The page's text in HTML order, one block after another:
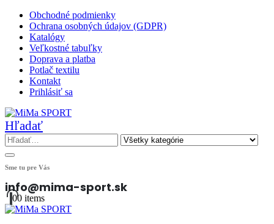
Obchodné podmienky
Ochrana osobných údajov (GDPR)
Katalógy
Veľkostné tabuľky
Doprava a platba
Potlač textilu
Kontakt
Prihlásiť sa
Hľadať
Sme tu pre Vás
info@mima-sport.sk
00 items